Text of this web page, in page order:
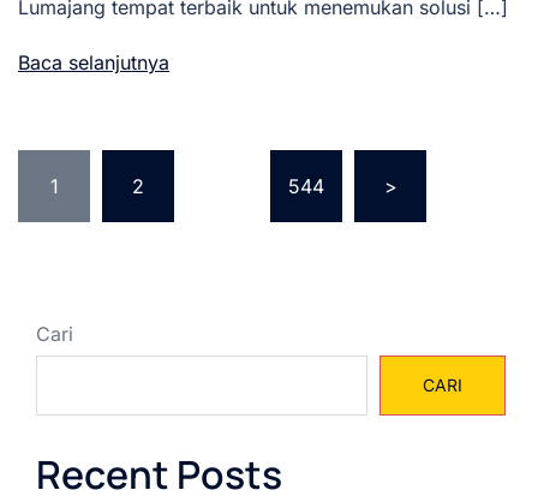
Lumajang tempat terbaik untuk menemukan solusi […]
Baca selanjutnya
pos
1 2 544 >
Cari
CARI
Recent Posts